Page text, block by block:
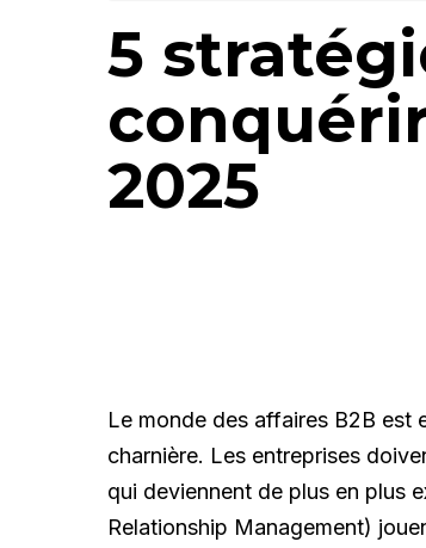
5
2025
Le monde des affaires B2B est
charnière. Les entreprises
qui deviennent de plus en plus
Relationship Management)